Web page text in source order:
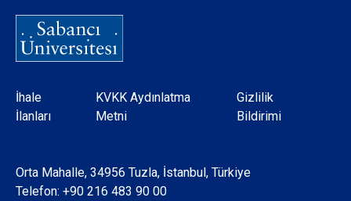
Dipnot
İhale
İlanları
KVKK Aydınlatma
Metni
Gizlilik
Bildirimi
Orta Mahalle, 34956 Tuzla, İstanbul, Türkiye
Telefon: +90 216 483 90 00